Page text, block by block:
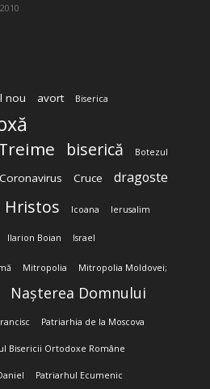
nou avort Biserica
biserică Botezul
Coronavirus Cruce dragoste
Hristos Icoana Ierusalim
Ilarion Boian Israel
Mitropolia Mitropolia Moldovei;
Nașterea Domnului
Patriarhia de la Moscova
Bisericii Ortodoxe Române
Patriarhul Ecumenic